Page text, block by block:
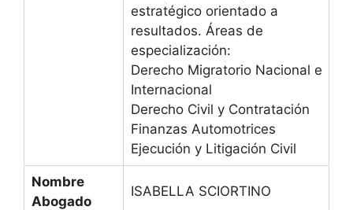
estratégico orientado a
resultados. Áreas de
especialización:
Derecho Migratorio Nacional e
Internacional
Derecho Civil y Contratación
Finanzas Automotrices
Ejecución y Litigación Civil
Nombre
Abogado
ISABELLA SCIORTINO